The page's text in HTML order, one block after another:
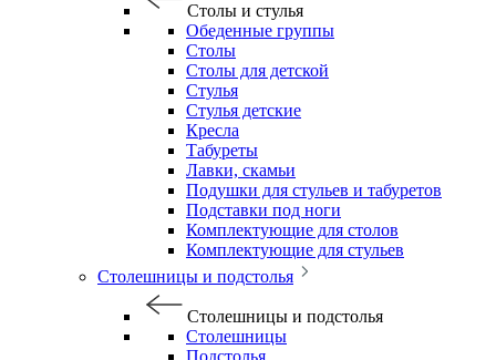
Столы и стулья
Обеденные группы
Столы
Столы для детской
Стулья
Стулья детские
Кресла
Табуреты
Лавки, скамьи
Подушки для стульев и табуретов
Подставки под ноги
Комплектующие для столов
Комплектующие для стульев
Столешницы и подстолья
Столешницы и подстолья
Столешницы
Подстолья